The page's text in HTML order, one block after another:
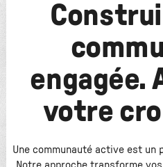
engagée.
votre
Une communauté active est un